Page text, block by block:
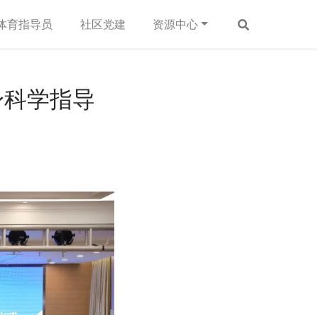
育指导员 社区党建 资源中心
学指导